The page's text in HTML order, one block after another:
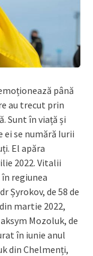
până
au trecut prin
Sunt în viață și
se numără Iurii
El apăra
2022. Vitalii
regiunea
Șyrokov, de 58 de
martie 2022,
Mozoluk, de
în iunie anul
din Chelmenți,